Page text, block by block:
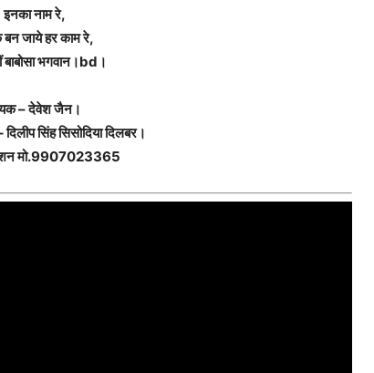
इनका नाम रे,
जाये हर काम रे,
भगवान।bd।
– देवेश जैन।
सिंह सिसोदिया दिलबर।
मो.9907023365